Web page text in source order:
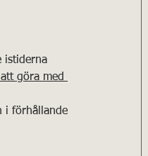
istiderna
göra med
i förhållande